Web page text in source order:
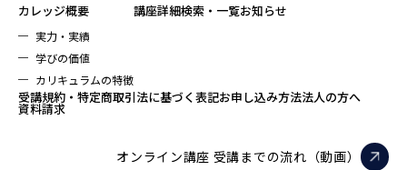
カレッジ概要
実力・実績
学びの価値
カリキュラムの特徴
講座詳細検索・一覧お知らせ
受講規約・特定商取引法に基づく表記お申し込み方法法人の方へ
資料請求
オンライン講座 受講までの流れ（動画）